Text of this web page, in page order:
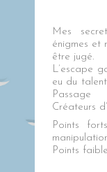
Mes
énigmes et
être jugé.
L’escape
eu du
Passage
Créateurs
Points
Points